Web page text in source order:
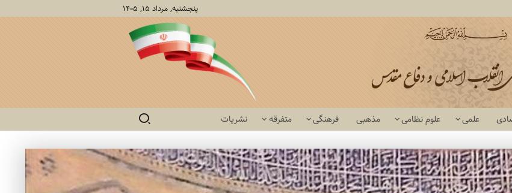
پنجشنبه, مرداد ۱۵, ۱۴۰۵
علمی علوم نظامی مذهبی فرهنگی متفرقه نشریات